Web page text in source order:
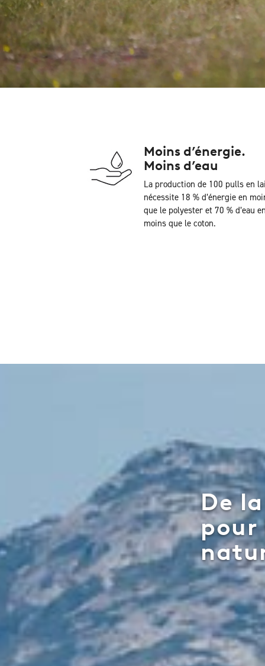
Moins d’énergie.
Moins d’eau
La production de 100 pulls en
nécessite 18 % d’énergie en
que le polyester et 70 % d’eau
moins que le coton.
De
pour